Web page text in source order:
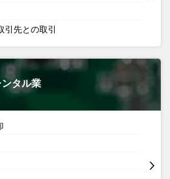
引先との取引
タル業